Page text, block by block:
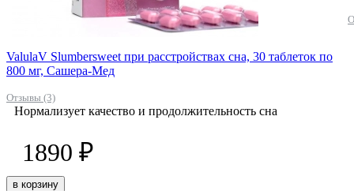
ValulaV Slumbersweet при расстройствах сна, 30 таблеток по
800 мг, Сашера-Мед
Отзывы (3)
Нормализует качество и продолжительность сна
1890 ₽
в корзину